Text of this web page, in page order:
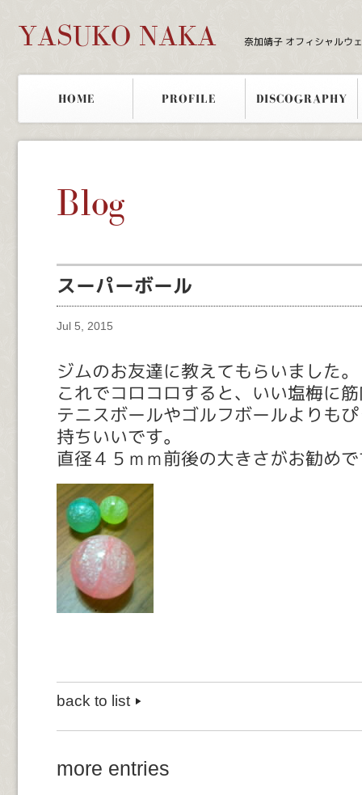
YASUKO NAKA 奈加靖子 オフィシャルウ
HOME PROFILE DISCOGRAPHY
Blog
スーパーボール
Jul 5, 2015
ジムのお友達に教えてもらいました。
これでコロコロすると、いい塩梅に
テニスボールやゴルフボールよりも
持ちいいです。
直径４５ｍｍ前後の大きさがお勧め
back to list
more entries